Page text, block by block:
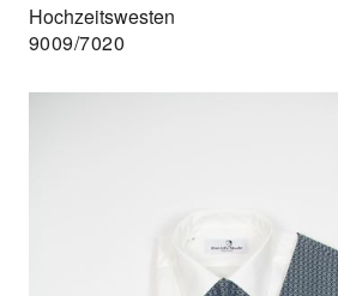
Hochzeitswesten
9009/7020